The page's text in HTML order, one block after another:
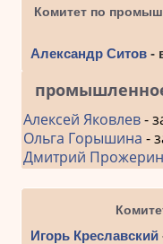
Комитет по
Александр Ситов-
Алексей Яковлев-
Ольга Горышина -
Дмитрий Прожерин
Игорь Креславский